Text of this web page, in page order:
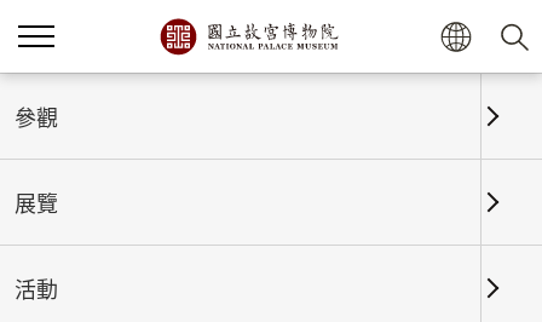
首頁
政府網站資料開放宣告
一、授權方式及範圍
參觀
展覽
活動